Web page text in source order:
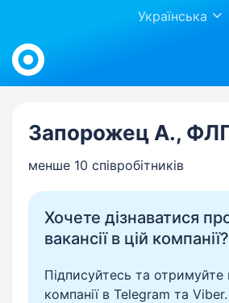
Українська
Work.ua
Запорожец А.,
менше 10 співробітників
Хочете дізнаватися
вакансії в цій компанії?
Підписуйтесь та отримуйте
компанії в Telegram та Viber.